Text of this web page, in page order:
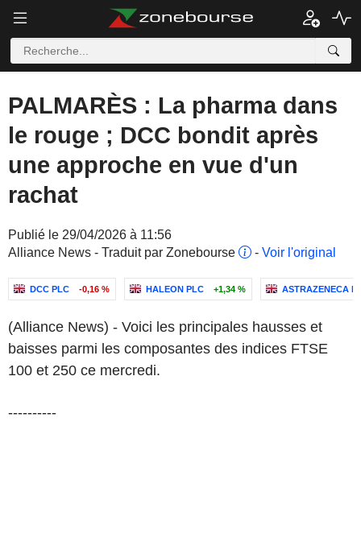
PALMARÈS : La pharma dans
le rouge ; DCC bondit après
une approche en vue d'un
rachat
Publié le 29/04/2026 à 11:56
Alliance News - Traduit par Zonebourse
- Voir l'original
DCC PLC -0,16 % HALEON PLC +1,34 % ASTRAZENECA
(Alliance News) - Voici les principales hausses et
baisses parmi les composantes des indices FTSE
100 et 250 ce mercredi.
----------